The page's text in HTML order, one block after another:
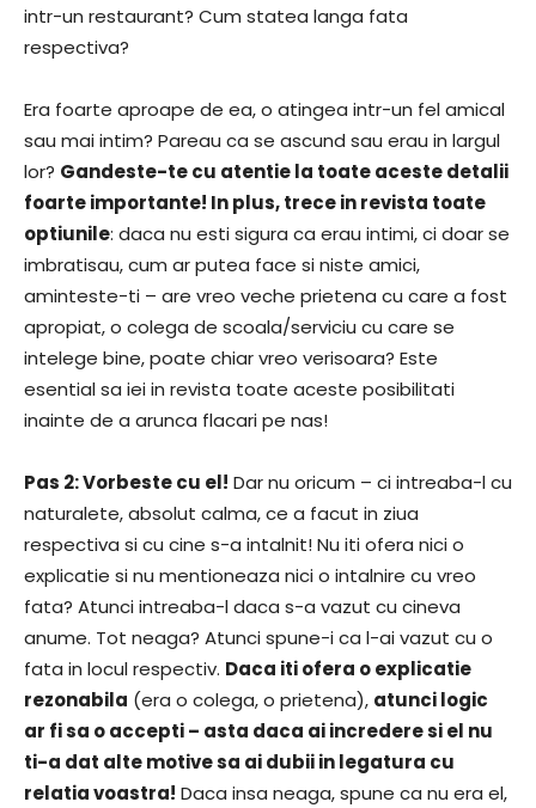
intr-un restaurant? Cum statea langa fata
respectiva?
Era foarte aproape de ea, o atingea intr-un fel amical
sau mai intim? Pareau ca se ascund sau erau in largul
lor? Gandeste-te cu atentie la toate aceste detalii
foarte importante! In plus, trece in revista toate
optiunile: daca nu esti sigura ca erau intimi, ci doar se
imbratisau, cum ar putea face si niste amici,
aminteste-ti – are vreo veche prietena cu care a fost
apropiat, o colega de scoala/serviciu cu care se
intelege bine, poate chiar vreo verisoara? Este
esential sa iei in revista toate aceste posibilitati
inainte de a arunca flacari pe nas!
Pas 2: Vorbeste cu el! Dar nu oricum – ci intreaba-l cu
naturalete, absolut calma, ce a facut in ziua
respectiva si cu cine s-a intalnit! Nu iti ofera nici o
explicatie si nu mentioneaza nici o intalnire cu vreo
fata? Atunci intreaba-l daca s-a vazut cu cineva
anume. Tot neaga? Atunci spune-i ca l-ai vazut cu o
fata in locul respectiv. Daca iti ofera o explicatie
rezonabila (era o colega, o prietena), atunci logic
ar fi sa o accepti – asta daca ai incredere si el nu
ti-a dat alte motive sa ai dubii in legatura cu
relatia voastra! Daca insa neaga, spune ca nu era el,